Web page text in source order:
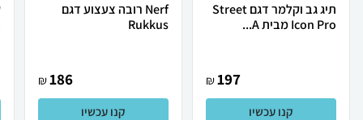
תיג גב וקלמר דגם Street
Icon Pro מבית A...
197
₪
קנו עכשיו
Nerf רובה צעצוע דגם
Rukkus
186
₪
קנו עכשיו